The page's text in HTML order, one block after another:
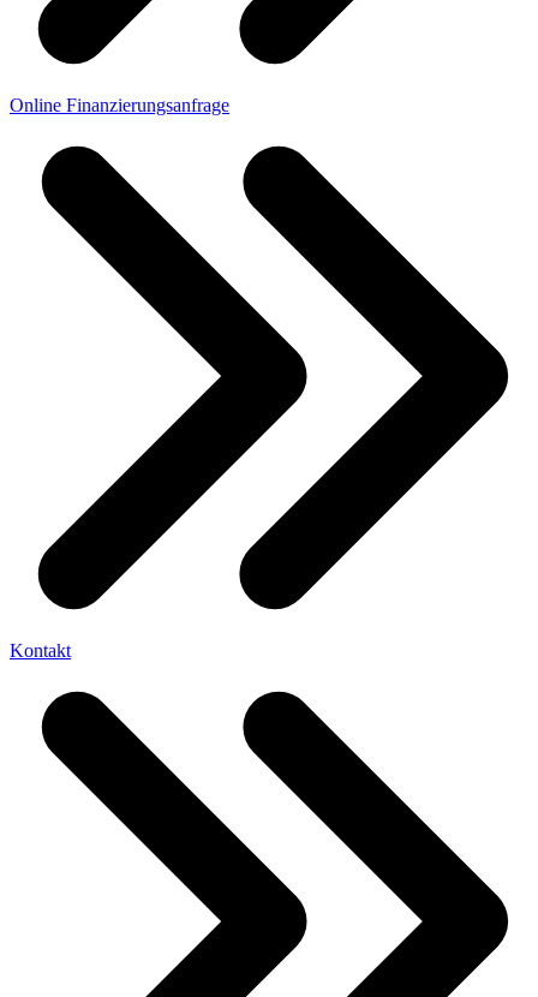
Online Finanzierungsanfrage
Kontakt